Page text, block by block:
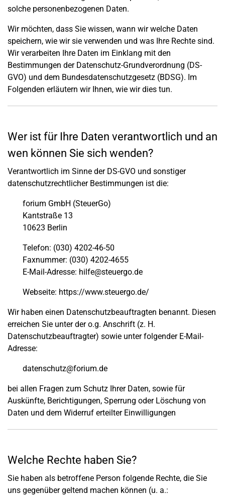
solche personenbezogenen Daten.
Wir möchten, dass Sie wissen, wann wir welche Daten
speichern, wie wir sie verwenden und was Ihre Rechte sind.
Wir verarbeiten Ihre Daten im Einklang mit den
Bestimmungen der Datenschutz-Grundverordnung (DS-
GVO) und dem Bundesdatenschutzgesetz (BDSG). Im
Folgenden erläutern wir Ihnen, wie wir dies tun.
Wer ist für Ihre Daten verantwortlich und an
wen können Sie sich wenden?
Verantwortlich im Sinne der DS-GVO und sonstiger
datenschutzrechtlicher Bestimmungen ist die:
forium GmbH (SteuerGo)
Kantstraße 13
10623 Berlin
Telefon: (030) 4202-46-50
Faxnummer: (030) 4202-4655
E-Mail-Adresse: hilfe@steuergo.de
Webseite: https://www.steuergo.de/
Wir haben einen Datenschutzbeauftragten benannt. Diesen
erreichen Sie unter der o.g. Anschrift (z. H.
Datenschutzbeauftragter) sowie unter folgender E-Mail-
Adresse:
datenschutz@forium.de
bei allen Fragen zum Schutz Ihrer Daten, sowie für
Auskünfte, Berichtigungen, Sperrung oder Löschung von
Daten und dem Widerruf erteilter Einwilligungen
Welche Rechte haben Sie?
Sie haben als betroffene Person folgende Rechte, die Sie
uns gegenüber geltend machen können (u. a.: